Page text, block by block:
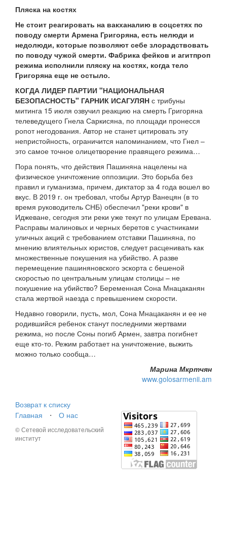
Пляска на костях
Не стоит реагировать на вакханалию в соцсетях по
поводу смерти Армена Григоряна, есть нелюди и
недолюди, которые позволяют себе злорадствовать
по поводу чужой смерти. Фабрика фейков и агитпроп
режима исполнили пляску на костях, когда тело
Григоряна еще не остыло.
КОГДА ЛИДЕР ПАРТИИ "НАЦИОНАЛЬНАЯ
БЕЗОПАСНОСТЬ" ГАРНИК ИСАГУЛЯН с трибуны
митинга 15 июля озвучил реакцию на смерть Григоряна
телеведущего Гнела Саркисяна, по площади пронесся
ропот негодования. Автор не станет цитировать эту
непристойность, ограничится напоминанием, что Гнел –
это самое точное олицетворение правящего режима…
Пора понять, что действия Пашиняна нацелены на
физическое уничтожение оппозиции. Это борьба без
правил и гуманизма, причем, диктатор за 4 года вошел во
вкус. В 2019 г. он требовал, чтобы Артур Ванецян (в то
время руководитель СНБ) обеспечил "реки крови" в
Иджеване, сегодня эти реки уже текут по улицам Еревана.
Расправы малиновых и черных беретов с участниками
уличных акций с требованием отставки Пашиняна, по
мнению влиятельных юристов, следует расценивать как
множественные покушения на убийство. А разве
перемещение пашиняновского эскорта с бешеной
скоростью по центральным улицам столицы – не
покушение на убийство? Беременная Сона Мнацаканян
стала жертвой наезда с превышением скорости.
Недавно говорили, пусть, мол, Сона Мнацаканян и ее не
родившийся ребенок станут последними жертвами
режима, но после Соны погиб Армен, завтра погибнет
еще кто-то. Режим работает на уничтожение, выжить
можно только сообща…
Марина Мкртчян
www.golosarmenii.am
Возврат к списку
Главная
⋅ О нас
© Сетевой исследовательский
институт